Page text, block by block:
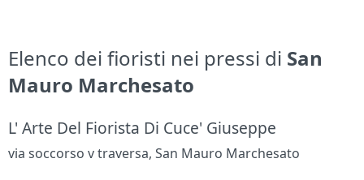
Elenco dei fioristi nei pressi di San
Mauro Marchesato
L' Arte Del Fiorista Di Cuce' Giuseppe
via soccorso v traversa, San Mauro Marchesato